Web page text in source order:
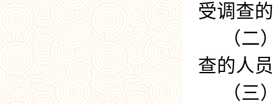
受调查
（
查的人
（